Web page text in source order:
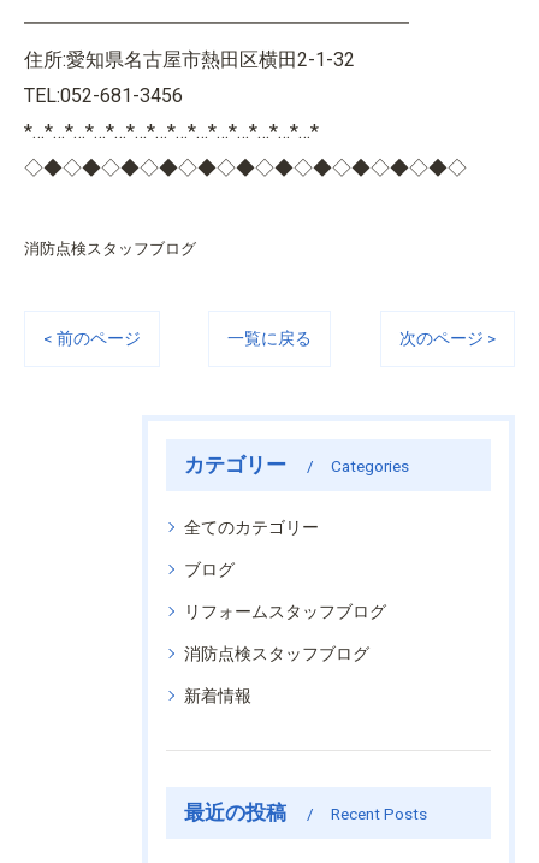
━━━━━━━━━━━━━━━━━━━━
住所:愛知県名古屋市熱田区横田2-1-32
TEL:052-681-3456
*…*…*…*…*…*…*…*…*…*…*…*…*…*…*
◇◆◇◆◇◆◇◆◇◆◇◆◇◆◇◆◇◆◇◆◇◆◇
消防点検スタッフブログ
< 前のページ 一覧に戻る 次のページ >
カテゴリー Categories
全てのカテゴリー
ブログ
リフォームスタッフブログ
消防点検スタッフブログ
新着情報
最近の投稿 Recent Posts